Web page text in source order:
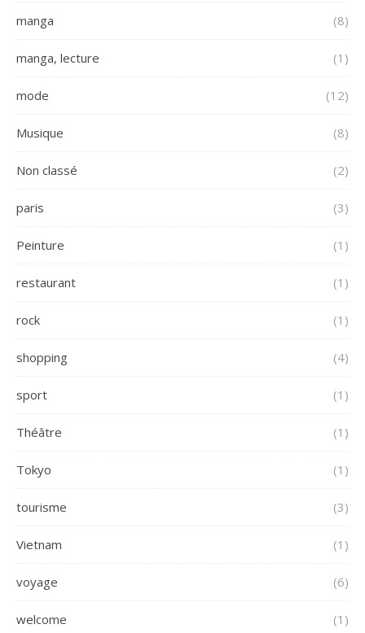
manga (8)
manga, lecture (1)
mode (12)
Musique (8)
Non classé (2)
paris (3)
Peinture (1)
restaurant (1)
rock (1)
shopping (4)
sport (1)
Théâtre (1)
Tokyo (1)
tourisme (3)
Vietnam (1)
voyage (6)
welcome (1)